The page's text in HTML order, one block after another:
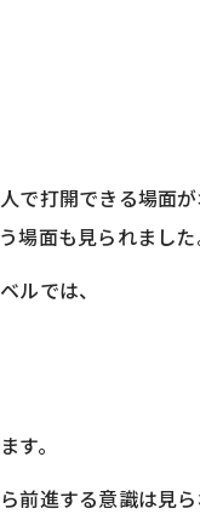
で打開できる場面
場面も見られました
ルでは、
す。
前進する意識は見